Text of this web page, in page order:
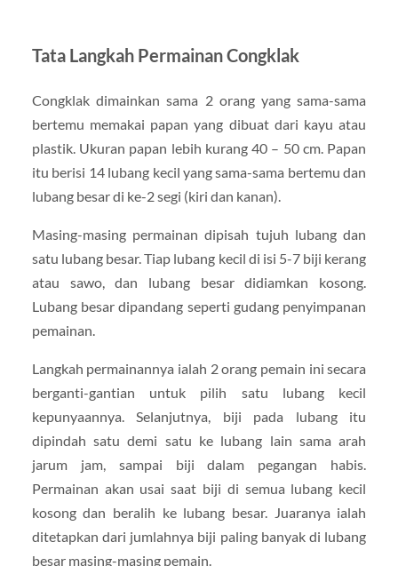
Tata Langkah Permainan Congklak
Congklak dimainkan sama 2 orang yang sama-sama
bertemu memakai papan yang dibuat dari kayu atau
plastik. Ukuran papan lebih kurang 40 – 50 cm. Papan
itu berisi 14 lubang kecil yang sama-sama bertemu dan
lubang besar di ke-2 segi (kiri dan kanan).
Masing-masing permainan dipisah tujuh lubang dan
satu lubang besar. Tiap lubang kecil di isi 5-7 biji kerang
atau sawo, dan lubang besar didiamkan kosong.
Lubang besar dipandang seperti gudang penyimpanan
pemainan.
Langkah permainannya ialah 2 orang pemain ini secara
berganti-gantian untuk pilih satu lubang kecil
kepunyaannya. Selanjutnya, biji pada lubang itu
dipindah satu demi satu ke lubang lain sama arah
jarum jam, sampai biji dalam pegangan habis.
Permainan akan usai saat biji di semua lubang kecil
kosong dan beralih ke lubang besar. Juaranya ialah
ditetapkan dari jumlahnya biji paling banyak di lubang
besar masing-masing pemain.